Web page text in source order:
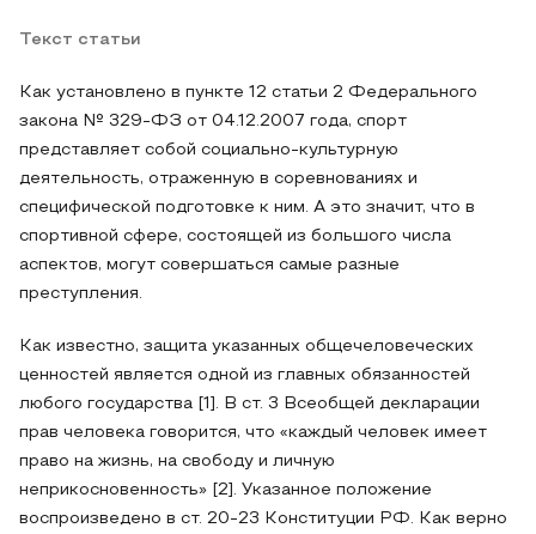
Текст статьи
Как установлено в пункте 12 статьи 2 Федерального
закона № 329-ФЗ от 04.12.2007 года, спорт
представляет собой социально-культурную
деятельность, отраженную в соревнованиях и
специфической подготовке к ним. А это значит, что в
спортивной сфере, состоящей из большого числа
аспектов, могут совершаться самые разные
преступления.
Как известно, защита указанных общечеловеческих
ценностей является одной из главных обязанностей
любого государства [1]. В ст. 3 Всеобщей декларации
прав человека говорится, что «каждый человек имеет
право на жизнь, на свободу и личную
неприкосновенность» [2]. Указанное положение
воспроизведено в ст. 20-23 Конституции РФ. Как верно